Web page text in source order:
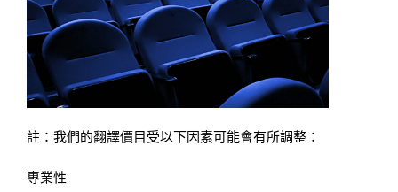
註：我們的翻譯價目受以下因素可能會有所調整：
專業性